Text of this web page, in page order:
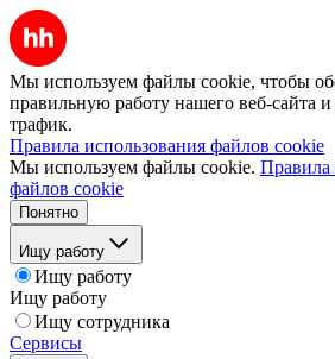
Мы используем файлы cookie, чтобы
правильную работу нашего веб-сайта и
трафик.
Правила использования файлов cookie
Мы используем файлы cookie. Правила
файлов cookie
Понятно
Ищу работу
Ищу работу
Ищу работу
Ищу сотрудника
Сервисы